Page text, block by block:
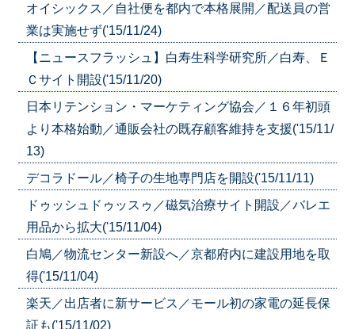
オイシックス／自社便を都内で本格展開／配送員の営
業は実施せず('15/11/24)
【ニュースフラッシュ】白寿生科学研究所／白寿、Ｅ
Ｃサイト開設('15/11/20)
日本リテンション・マーケティング協会／１６年初頭
より本格始動／通販会社の既存顧客維持を支援('15/11/
13)
デコラドール／椅子の生地専門店を開設('15/11/11)
ドゥッシュドゥッスゥ／磁気治療サイト開設／バレエ
用品から拡大('15/11/04)
白鳩／物流センター新設へ／京都府内に建設用地を取
得('15/11/04)
楽天／出店者に新サービス／モール初の家電の延長保
証も('15/11/02)